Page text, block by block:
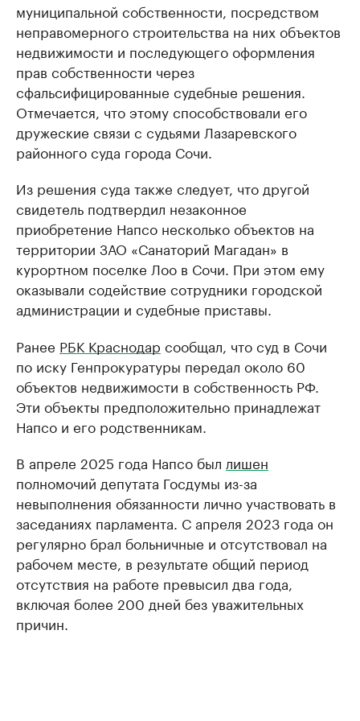
муниципальной собственности, посредством
неправомерного строительства на них объектов
недвижимости и последующего оформления
прав собственности через
сфальсифицированные судебные решения.
Отмечается, что этому способствовали его
дружеские связи с судьями Лазаревского
районного суда города Сочи.
Из решения суда также следует, что другой
свидетель подтвердил незаконное
приобретение Напсо несколько объектов на
территории ЗАО «Санаторий Магадан» в
курортном поселке Лоо в Сочи. При этом ему
оказывали содействие сотрудники городской
администрации и судебные приставы.
Ранее РБК Краснодар сообщал, что суд в Сочи
по иску Генпрокуратуры передал около 60
объектов недвижимости в собственность РФ.
Эти объекты предположительно принадлежат
Напсо и его родственникам.
В апреле 2025 года Напсо был лишен
полномочий депутата Госдумы из-за
невыполнения обязанности лично участвовать в
заседаниях парламента. С апреля 2023 года он
регулярно брал больничные и отсутствовал на
рабочем месте, в результате общий период
отсутствия на работе превысил два года,
включая более 200 дней без уважительных
причин.